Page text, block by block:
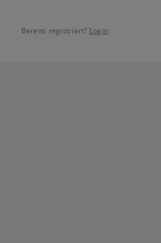
Bereits registriert? Login